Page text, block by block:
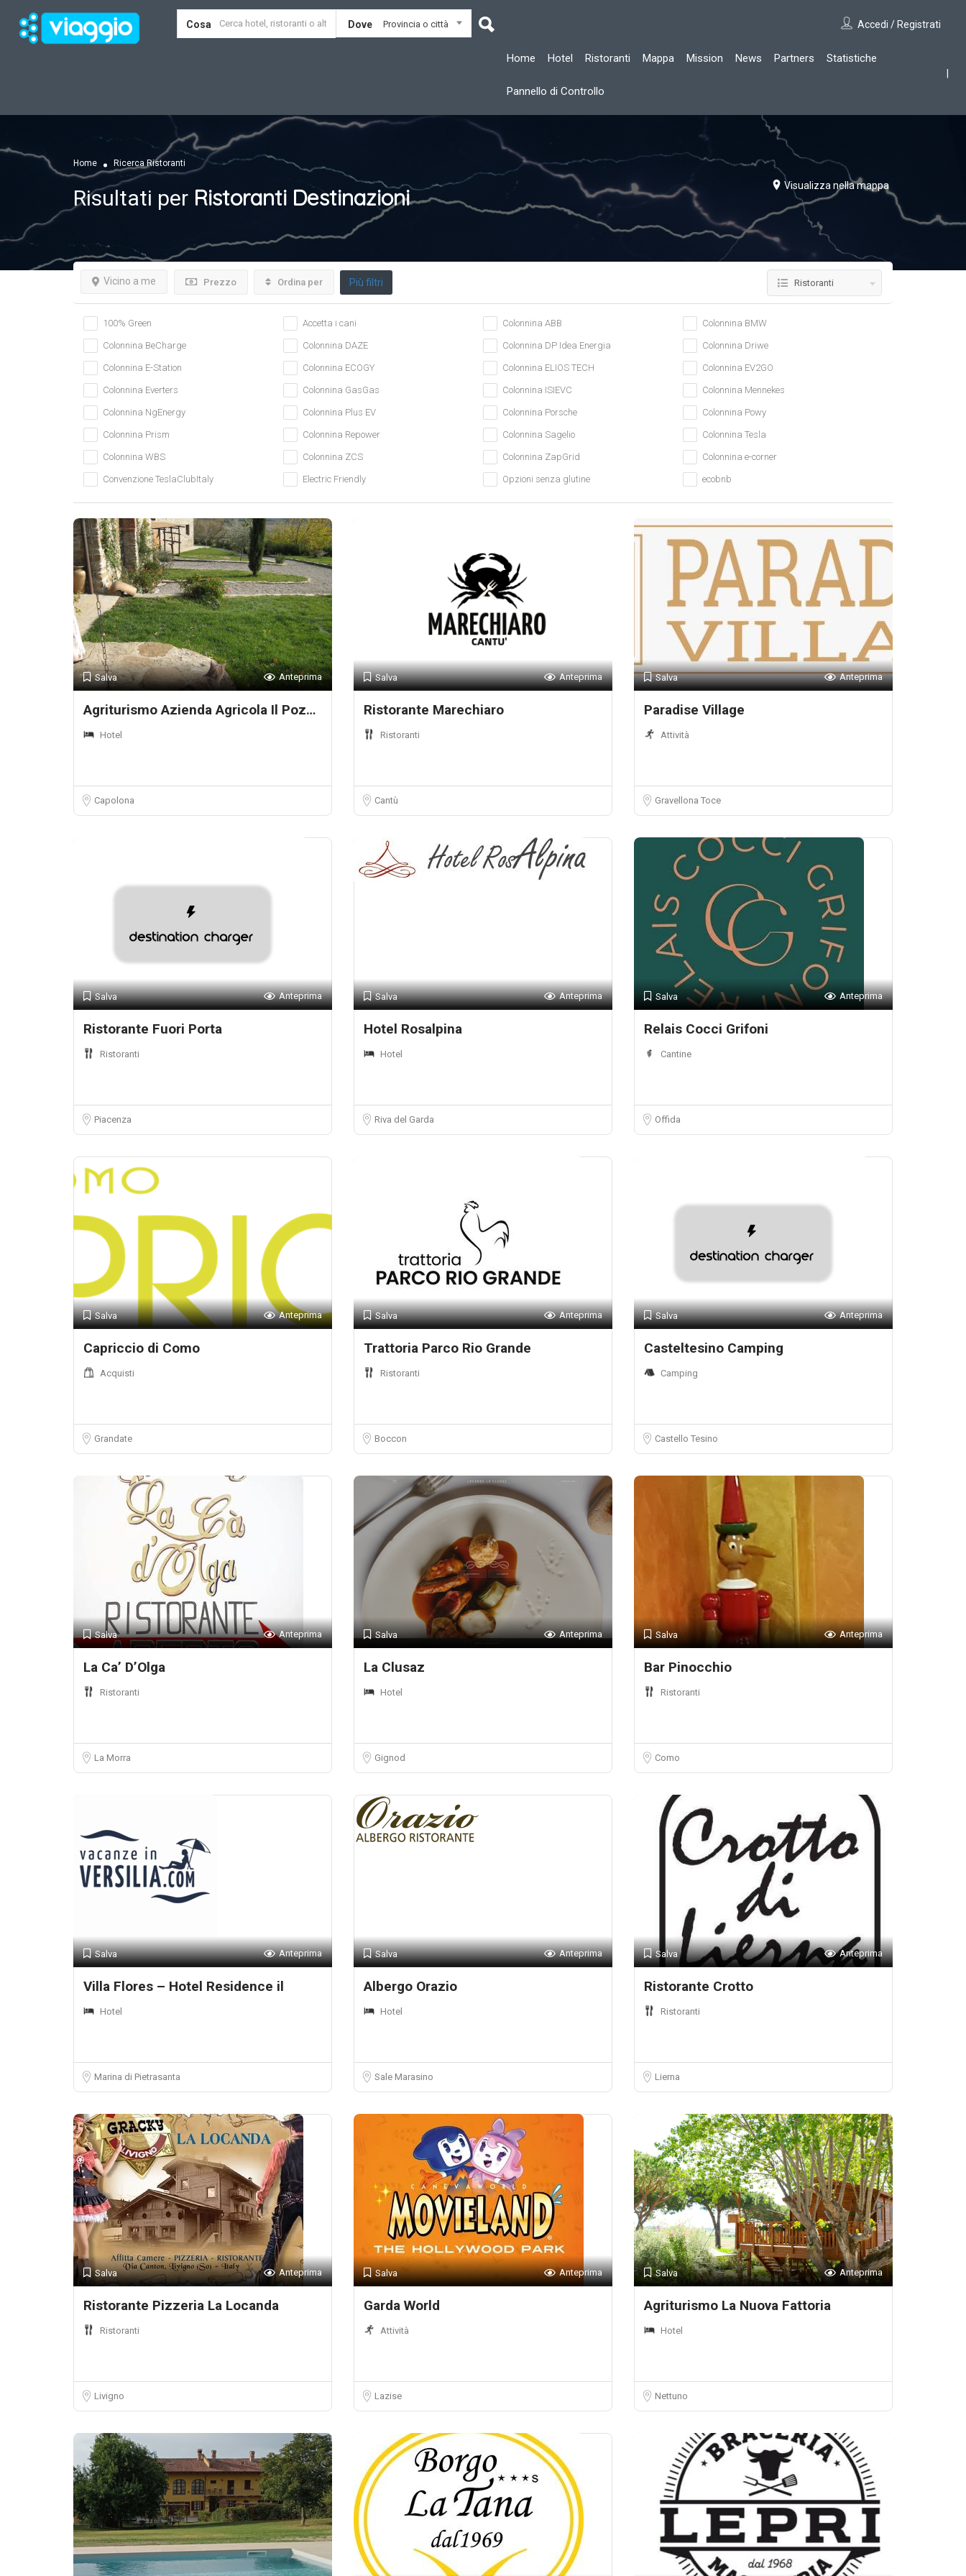
Cosa Dove Provincia o città Accedi / Registrati
Home Hotel Ristoranti Mappa Mission News Partners Statistiche
Pannello di Controllo
Home Ricerca Ristoranti
Visualizza nella mappa
Risultati per Ristoranti Destinazioni
Prezzo
Vicino a me Ordina per Più filtri Ristoranti
100% Green Accetta i cani Colonnina ABB Colonnina BMW
Colonnina BeCharge Colonnina DAZE Colonnina DP Idea Energia Colonnina Driwe
Colonnina E-Station Colonnina ECOGY Colonnina ELIOS TECH Colonnina EV2GO
Colonnina Everters Colonnina GasGas Colonnina ISIEVC Colonnina Mennekes
Colonnina NgEnergy Colonnina Plus EV Colonnina Porsche Colonnina Powy
Colonnina Prism Colonnina Repower Colonnina Sagelio Colonnina Tesla
Colonnina WBS Colonnina ZCS Colonnina ZapGrid Colonnina e-corner
Convenzione TeslaClubItaly Electric Friendly Opzioni senza glutine ecobnb
Salva Anteprima
Agriturismo Azienda Agricola Il Pozzo
Hotel
Capolona
Salva Anteprima
Ristorante Marechiaro
Ristoranti
Cantù
Salva Anteprima
Paradise Village
Attività
Gravellona Toce
Salva Anteprima
Ristorante Fuori Porta
Ristoranti
Piacenza
Salva Anteprima
Hotel Rosalpina
Hotel
Riva del Garda
Salva Anteprima
Relais Cocci Grifoni
Cantine
Offida
Salva Anteprima
Capriccio di Como
Acquisti
Grandate
Salva Anteprima
Trattoria Parco Rio Grande
Ristoranti
Boccon
Salva Anteprima
Casteltesino Camping
Camping
Castello Tesino
Salva Anteprima
La Ca’ D’Olga
Ristoranti
La Morra
Salva Anteprima
La Clusaz
Hotel
Gignod
Salva Anteprima
Bar Pinocchio
Ristoranti
Como
Salva Anteprima
Villa Flores – Hotel Residence il
Hotel
Marina di Pietrasanta
Salva Anteprima
Albergo Orazio
Hotel
Sale Marasino
Salva Anteprima
Ristorante Crotto
Ristoranti
Lierna
Salva Anteprima
Ristorante Pizzeria La Locanda
Ristoranti
Livigno
Salva Anteprima
Garda World
Attività
Lazise
Salva Anteprima
Agriturismo La Nuova Fattoria
Hotel
Nettuno